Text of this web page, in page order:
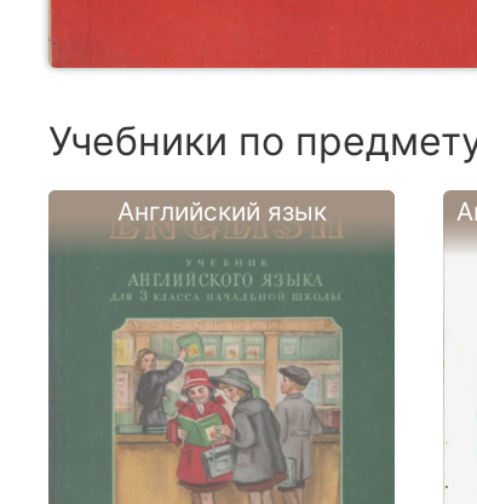
Учебники по
Английский язык